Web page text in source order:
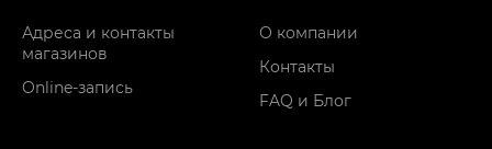
Адреса и контакты
магазинов
Online-запись
О компании
Контакты
FAQ и Блог